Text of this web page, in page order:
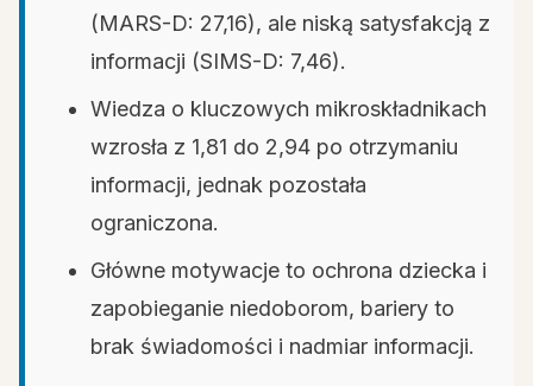
(MARS-D: 27,16), ale niską satysfakcją z
informacji (SIMS-D: 7,46).
Wiedza o kluczowych mikroskładnikach
wzrosła z 1,81 do 2,94 po otrzymaniu
informacji, jednak pozostała
ograniczona.
Główne motywacje to ochrona dziecka i
zapobieganie niedoborom, bariery to
brak świadomości i nadmiar informacji.